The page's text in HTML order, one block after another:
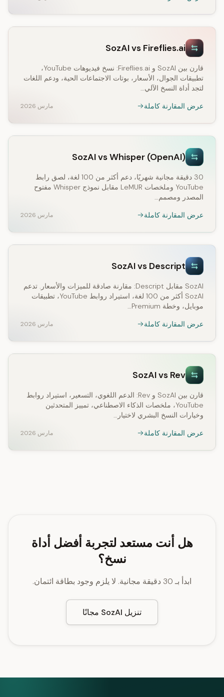
SozAI vs Fireflies.ai
قارن بين SozAI و Fireflies.ai: نسخ فيديوهات YouTube،
تطبيقات الجوال، الأسعار، بوتات الاجتماعات الحية، ودعم اللغات
لتجد أداة النسخ الآلي…
عرض المقارنة كاملة
مارس 2026
SozAI vs Whisper (OpenAI)
30 دقيقة مجانية شهريًا، دعم أكثر من 100 لغة، لصق رابط
YouTube وملخصات LeMUR مقابل نموذج Whisper مفتوح
المصدر ومصمم…
عرض المقارنة كاملة
مارس 2026
SozAI vs Descript
SozAI مقابل Descript: مقارنة صادقة للميزات والأسعار. تدعم
SozAI أكثر من 100 لغة، استيراد روابط YouTube، تطبيقات
موبايل، وخطة Premium…
عرض المقارنة كاملة
مارس 2026
SozAI vs Rev
قارن بين SozAI و Rev: الدعم اللغوي، التسعير، استيراد روابط
YouTube، ملخصات الذكاء الاصطناعي، تمييز المتحدثين
وخيارات النسخ البشري لاختيار…
عرض المقارنة كاملة
مارس 2026
هل أنت مستعد لتجربة أفضل أداة
نسخ؟
ابدأ بـ 30 دقيقة مجانية. لا يلزم وجود بطاقة ائتمان.
تنزيل SozAI مجانًا